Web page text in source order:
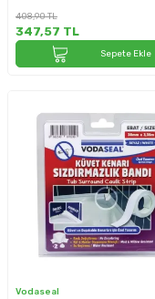
408,90TL
347,57 TL
Sepete Ekle
Vodaseal